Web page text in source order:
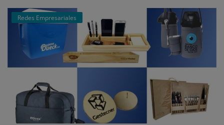
Redes Empresariales